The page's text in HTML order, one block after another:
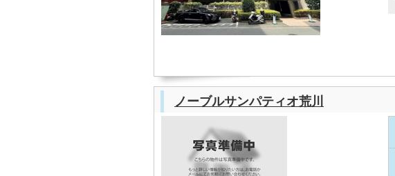
ノーブルサンパティオ荒川